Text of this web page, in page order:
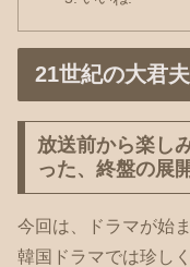
21世紀の大君
放送前から楽し
った、終盤の展
今回は、ドラマが始
韓国ドラマでは珍し